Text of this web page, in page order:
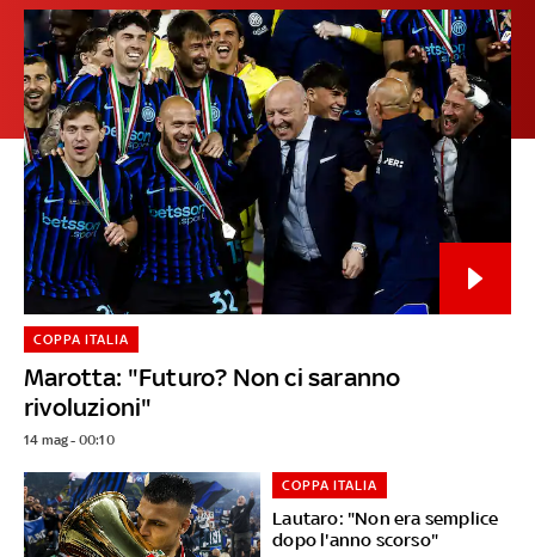
Marotta: "Futuro? Non ci saranno
rivoluzioni"
COPPA ITALIA
14 mag - 00:10
Lautaro: "Non era semplice
dopo l'anno scorso"
COPPA ITALIA